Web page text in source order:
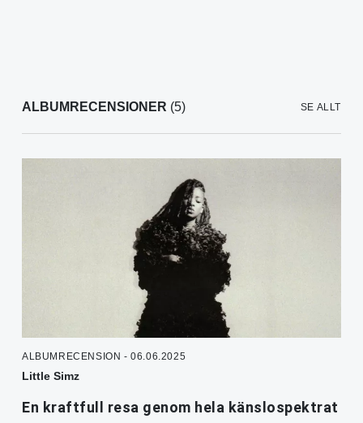
ALBUMRECENSIONER (5) SE ALLT
ALBUMRECENSION - 06.06.2025
Little Simz
En kraftfull resa genom hela känslospektrat